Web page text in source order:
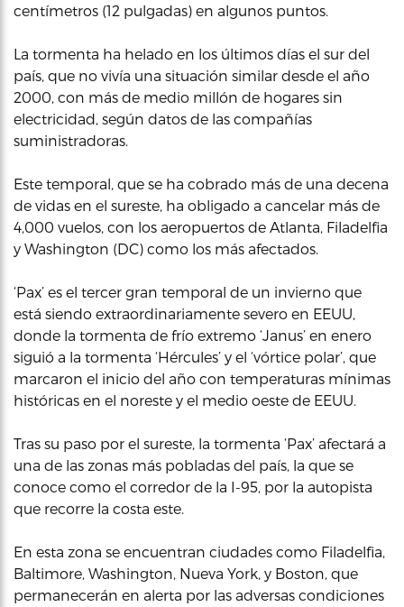
centímetros (12 pulgadas) en algunos puntos.
La tormenta ha helado en los últimos días el sur del
país, que no vivía una situación similar desde el año
2000, con más de medio millón de hogares sin
electricidad, según datos de las compañías
suministradoras.
Este temporal, que se ha cobrado más de una decena
de vidas en el sureste, ha obligado a cancelar más de
4,000 vuelos, con los aeropuertos de Atlanta, Filadelfia
y Washington (DC) como los más afectados.
‘Pax’ es el tercer gran temporal de un invierno que
está siendo extraordinariamente severo en EEUU,
donde la tormenta de frío extremo ‘Janus’ en enero
siguió a la tormenta ‘Hércules’ y el ‘vórtice polar’, que
marcaron el inicio del año con temperaturas mínimas
históricas en el noreste y el medio oeste de EEUU.
Tras su paso por el sureste, la tormenta ‘Pax’ afectará a
una de las zonas más pobladas del país, la que se
conoce como el corredor de la I-95, por la autopista
que recorre la costa este.
En esta zona se encuentran ciudades como Filadelfia,
Baltimore, Washington, Nueva York, y Boston, que
permanecerán en alerta por las adversas condiciones